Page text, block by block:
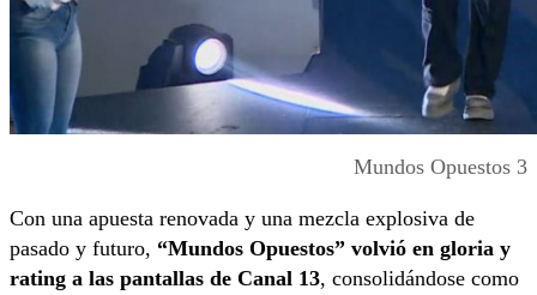
Mundos Opuestos 3
Con una apuesta renovada y una mezcla explosiva de
pasado y futuro, “Mundos Opuestos” volvió en gloria y
rating a las pantallas de Canal 13, consolidándose como